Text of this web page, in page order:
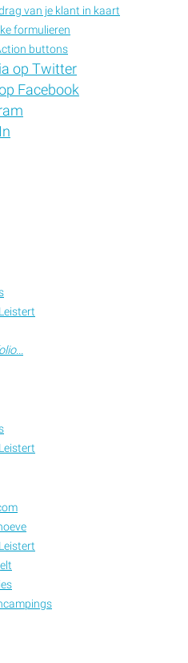
van je klant in kaart
formulieren
buttons
op Twitter
Facebook